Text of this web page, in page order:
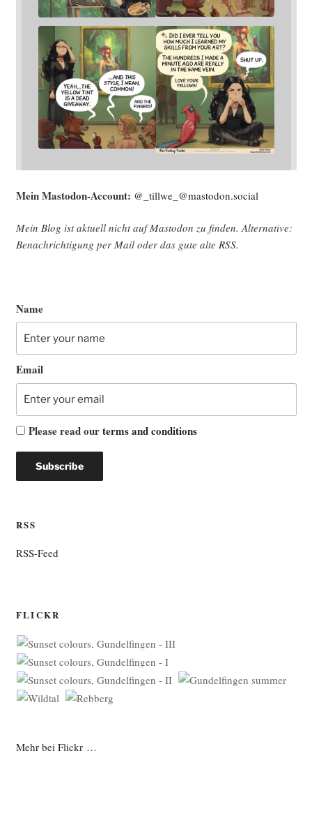
Mein Mast­o­don-Account: @_tillwe_@mastodon.social
Mein Blog ist aktu­ell nicht auf Mast­o­don zu fin­den. Alter­na­ti­ve:
Benach­rich­ti­gung per Mail oder das gute alte RSS.
Name
Email
Please read ourterms and conditions
RSS
RSS-Feed
FLICKR
Mehr bei Flickr …